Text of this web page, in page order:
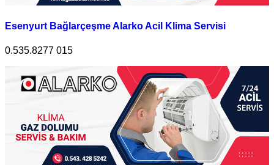
Esenyurt Bağlarçeşme Alarko Acil Klima Servisi
0.535.8277 015